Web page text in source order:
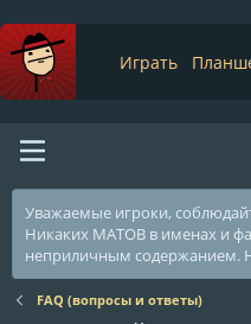
Играть
Уважаемые игроки,
Никаких МАТОВ в именах и
неприличным содержанием.
FAQ (вопросы и ответы)